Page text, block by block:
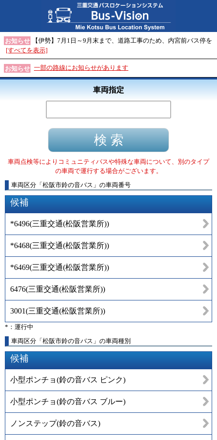
お知らせ
【伊勢】7月1日～9月末まで、道路工事のため、内宮前バス停を
[すべてを表示]
お知らせ 一部の路線にお知らせがあります
車両指定
車両点検等によりコミュニティバスや特殊な車両について、別のタイプ
の車両で運行する場合がございます。
車両区分 「 松阪市鈴の音バス 」 の車両番号
候補
*6496(三重交通(松阪営業所))
*6468(三重交通(松阪営業所))
*6469(三重交通(松阪営業所))
6476(三重交通(松阪営業所))
3001(三重交通(松阪営業所))
*：運行中
車両区分「松阪市鈴の音バス」の車両種別
候補
小型ポンチョ(鈴の音バス ピンク)
小型ポンチョ(鈴の音バス ブルー)
ノンステップ(鈴の音バス)